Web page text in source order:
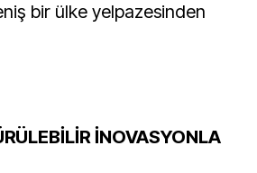
bir ülke yelpazesinden
İNOVASYONLA